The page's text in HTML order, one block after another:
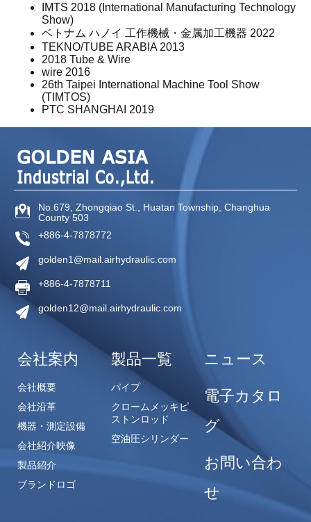
IMTS 2018 (International Manufacturing Technology
Show)
ベトナム ハノイ 工作機械・金属加工機器 2022
TEKNO/TUBE ARABIA 2013
2018 Tube & Wire
wire 2016
26th Taipei International Machine Tool Show
(TIMTOS)
PTC SHANGHAI 2019
No.679, Zhongqiao St., Huatan Township, Changhua
County 503
+886-4-7878772
golden1@mail.airhydraulic.com
+886-4-7878711
golden12@mail.airhydraulic.com
会社案内
会社概要
会社沿革
機器・測定設備
会社紹介映像
製品紹介
ブランドロゴ
製品一覧
パイプ
クロームメッキピ
ストンロッド
空油圧シリンダー
ニュース
電子カタロ
グ
お問い合わ
せ